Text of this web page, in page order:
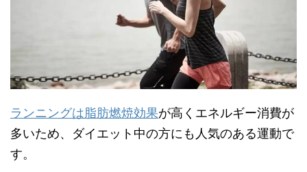
ランニングは脂肪燃焼効果が高くエネルギー消費が
多いため、ダイエット中の方にも人気のある運動で
す。